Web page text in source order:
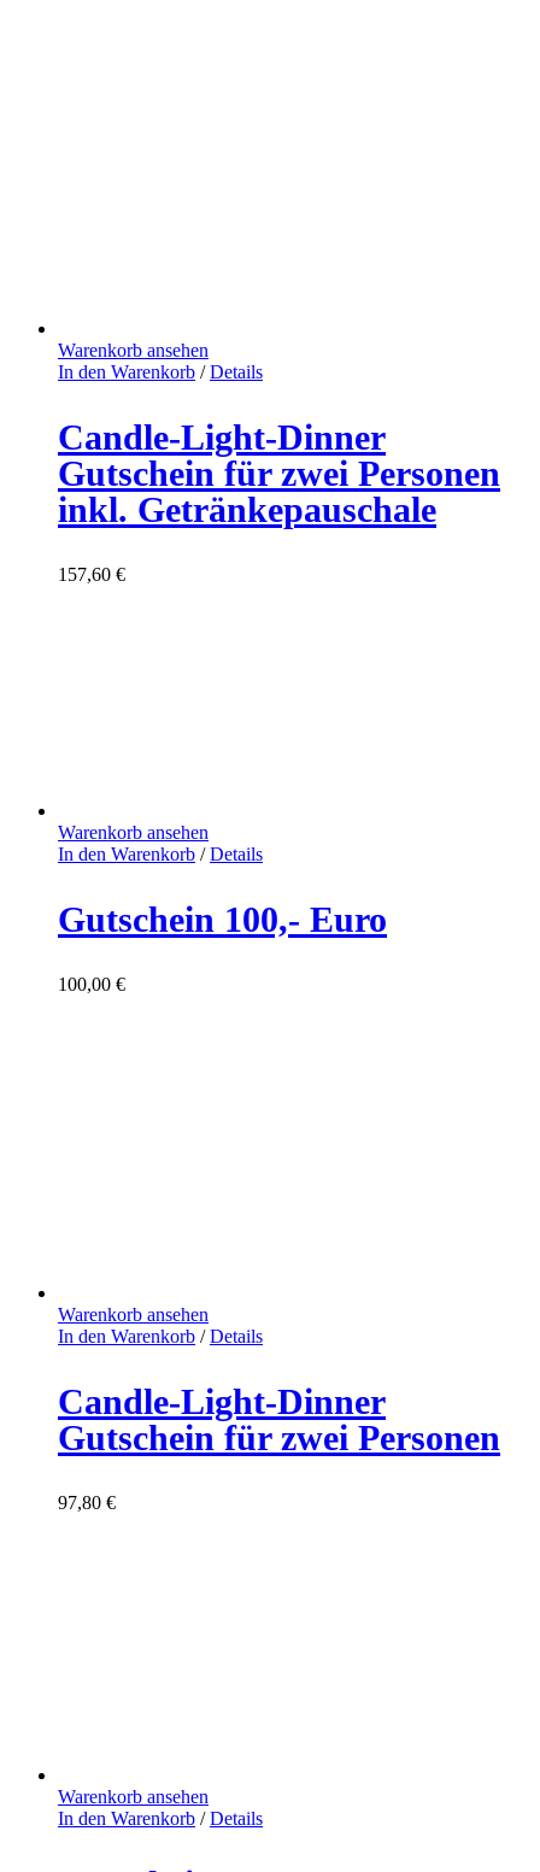
Warenkorb ansehen
In den Warenkorb / Details
Candle-Light-Dinner
Gutschein für zwei Personen
inkl. Getränkepauschale
157,60 €
Warenkorb ansehen
In den Warenkorb / Details
Gutschein 100,- Euro
100,00 €
Warenkorb ansehen
In den Warenkorb / Details
Candle-Light-Dinner
Gutschein für zwei Personen
97,80 €
Warenkorb ansehen
In den Warenkorb / Details